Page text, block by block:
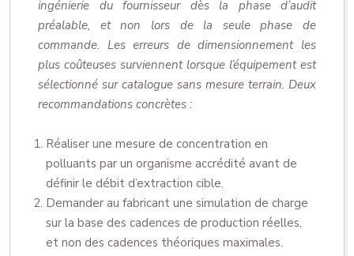
ingénierie du fournisseur dès la phase d’audit
préalable, et non lors de la seule phase de
commande. Les erreurs de dimensionnement les
plus coûteuses surviennent lorsque l’équipement est
sélectionné sur catalogue sans mesure terrain. Deux
recommandations concrètes :
Réaliser une mesure de concentration en
polluants par un organisme accrédité avant de
définir le débit d’extraction cible.
Demander au fabricant une simulation de charge
sur la base des cadences de production réelles,
et non des cadences théoriques maximales.